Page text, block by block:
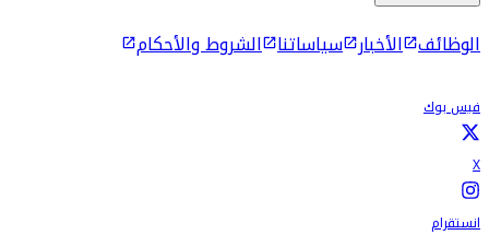
الوظائف الأخبار سياساتنا الشروط والأحكام
فيس بوك
X
انستقرام